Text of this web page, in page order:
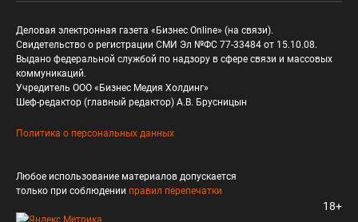
Деловая электронная газета «Бизнес Online» (на связи).
Свидетельство о регистрации СМИ Эл №ФС 77-33484 от 15.10.08.
Выдано федеральной службой по надзору в сфере связи и массовых
коммуникаций.
Учредитель ООО «Бизнес Медия Холдинг»
Шеф-редактор (главный редактор) А.В. Брусницын
Политика о персональных данных
Любое использование материалов допускается
только при соблюдении правил перепечатки
18+